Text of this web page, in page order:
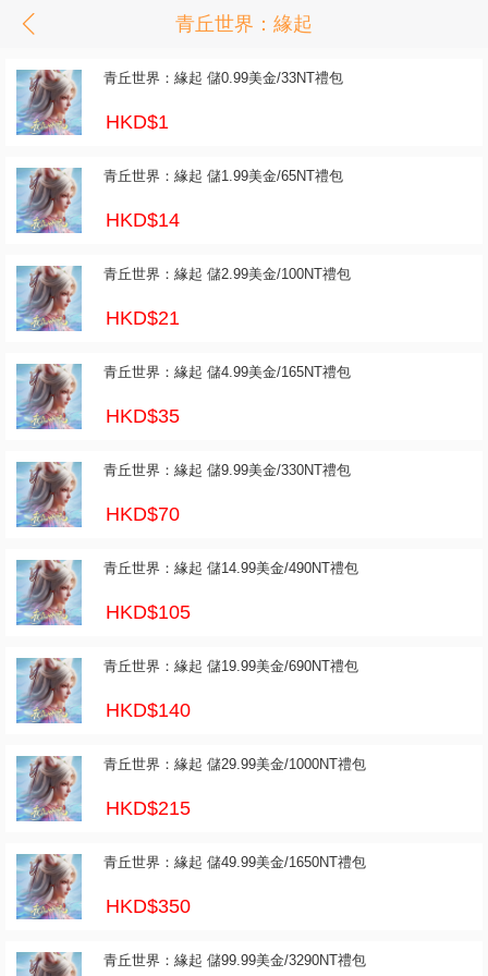
青丘世界：緣起
青丘世界：緣起 儲0.99美金/33NT禮包
HKD$1
青丘世界：緣起 儲1.99美金/65NT禮包
HKD$14
青丘世界：緣起 儲2.99美金/100NT禮包
HKD$21
青丘世界：緣起 儲4.99美金/165NT禮包
HKD$35
青丘世界：緣起 儲9.99美金/330NT禮包
HKD$70
青丘世界：緣起 儲14.99美金/490NT禮包
HKD$105
青丘世界：緣起 儲19.99美金/690NT禮包
HKD$140
青丘世界：緣起 儲29.99美金/1000NT禮包
HKD$215
青丘世界：緣起 儲49.99美金/1650NT禮包
HKD$350
青丘世界：緣起 儲99.99美金/3290NT禮包